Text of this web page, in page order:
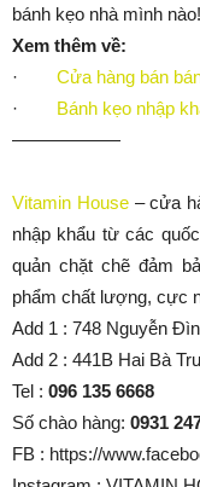
bánh kẹo nhà mình nào!
Xem thêm về:
· Cửa hàng bán
· Bánh kẹo nhập
——————
Vitamin House– cửa
nhập khẩu từ các
quản chặt chẽ đảm
phẩm chất lượng, cực
Add 1 : 748 Nguyễn
Add 2 : 441B Hai Bà
Tel : 096 135 6668
Số chào hàng: 0931
FB : https://